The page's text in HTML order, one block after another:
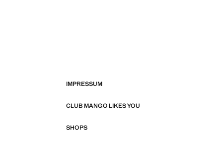
IMPRESSUM
CLUB MANGO LIKES YOU
SHOPS